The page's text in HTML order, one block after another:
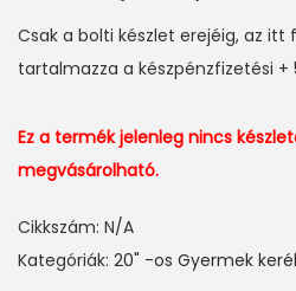
Csak a bolti készlet erejéig, az
tartalmazza a készpénzfizetési +
Ez a termék jelenleg nincs
megvásárolható.
Cikkszám: N/A
Kategóriák: 20" -os Gyermek